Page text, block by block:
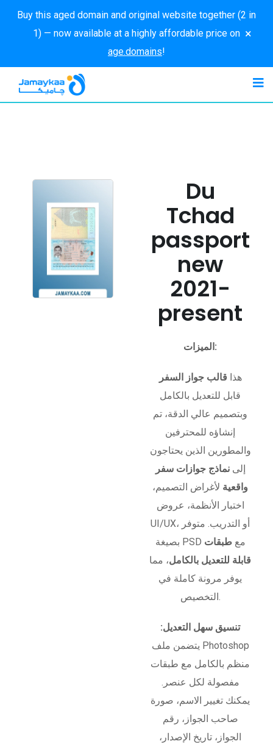
Buy this aged domain and original website together (2 in
1) — now available at a highly affordable price on
age.domains!
×
Du
Tchad
passport
new
2021-
present
الميزات:
هذا قالب جواز السفر
قابل للتعديل بالكامل
وبتصميم عالي الدقة، تم
إنشاؤه للمحترفين
والمطورين الذين يحتاجون
إلىنماذج جوازات سفر
واقعية لأغراض التصميم،
اختبار الأنظمة، عروض
UI/UX، أو التدريب. متوفر
بصيغة PSD معطبقات
قابلة للتعديل بالكامل، مما
يوفر مرونة كاملة في
التخصيص.
تنسيق سهل التعديل:
يتضمن ملف Photoshop
منظم بالكامل مع طبقات
مفصولة لكل عنصر.
يمكنك تغيير الاسم، صورة
صاحب الجواز، رقم
الجواز، تاريخ الإصدار،